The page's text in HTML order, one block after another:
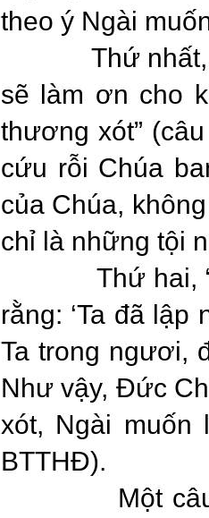
theo ý Ngài
Thứ
sẽ làm ơn cho
thương xót”
cứu rỗi Chúa
của Chúa,
chỉ là những tội
Thứ hai,
rằng: ‘Ta đã
Ta trong ngươi,
Như vậy, Đức
xót, Ngài muốn
BTTHĐ).
Một